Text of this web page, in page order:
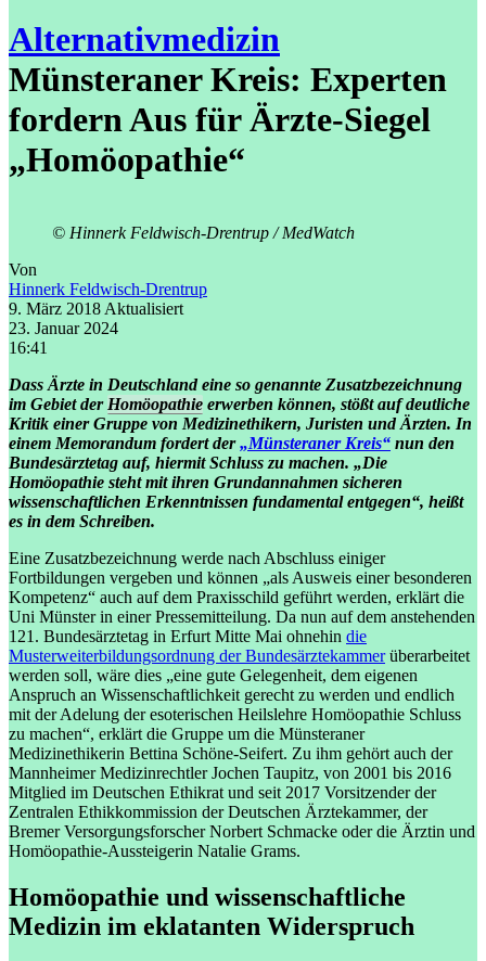
Alternativmedizin
Münsteraner Kreis: Experten
fordern Aus für Ärzte-Siegel
„Homöopathie“
© Hinnerk Feldwisch-Drentrup / MedWatch
Von
Hinnerk Feldwisch-Drentrup
9. März 2018 Aktualisiert
23. Januar 2024
16:41
Dass Ärzte in Deutschland eine so genannte Zusatzbezeichnung
im Gebiet der Homöopathie erwerben können, stößt auf deutliche
Kritik einer Gruppe von Medizinethikern, Juristen und Ärzten. In
einem Memorandum fordert der„Münsteraner Kreis“ nun den
Bundesärztetag auf, hiermit Schluss zu machen. „Die
Homöopathie steht mit ihren Grundannahmen sicheren
wissenschaftlichen Erkenntnissen fundamental entgegen“, heißt
es in dem Schreiben.
Eine Zusatzbezeichnung werde nach Abschluss einiger
Fortbildungen vergeben und können „als Ausweis einer besonderen
Kompetenz“ auch auf dem Praxisschild geführt werden, erklärt die
Uni Münster in einer Pressemitteilung. Da nun auf dem anstehenden
121. Bundesärztetag in Erfurt Mitte Mai ohnehin die
Musterweiterbildungsordnung der Bundesärztekammerüberarbeitet
werden soll, wäre dies „eine gute Gelegenheit, dem eigenen
Anspruch an Wissenschaftlichkeit gerecht zu werden und endlich
mit der Adelung der esoterischen Heilslehre Homöopathie Schluss
zu machen“, erklärt die Gruppe um die Münsteraner
Medizinethikerin Bettina Schöne-Seifert. Zu ihm gehört auch der
Mannheimer Medizinrechtler Jochen Taupitz, von 2001 bis 2016
Mitglied im Deutschen Ethikrat und seit 2017 Vorsitzender der
Zentralen Ethikkommission der Deutschen Ärztekammer, der
Bremer Versorgungsforscher Norbert Schmacke oder die Ärztin und
Homöopathie-Aussteigerin Natalie Grams.
Homöopathie und wissenschaftliche
Medizin im eklatanten Widerspruch